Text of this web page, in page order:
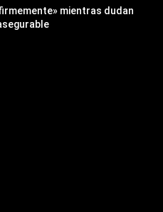
mientras dudan